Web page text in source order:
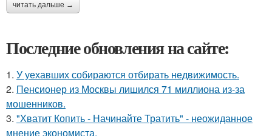
читать дальше →
Последние обновления на сайте:
1. У уехавших собираются отбирать недвижимость.
2. Пенсионер из Москвы лишился 71 миллиона из-за
мошенников.
3. "Хватит Копить - Начинайте Тратить" - неожиданное
мнение экономиста.